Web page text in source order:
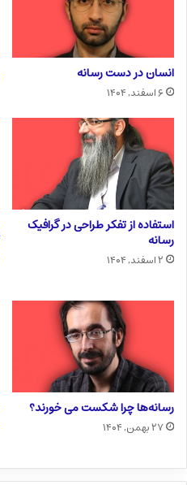
انسان در دست رسانه
۶ اسفند, ۱۴۰۴
استفاده از تفکر طراحی در گرافیک
رسانه
۲ اسفند, ۱۴۰۴
رسانه‌ها چرا شکست می خورند؟
۲۷ بهمن, ۱۴۰۴